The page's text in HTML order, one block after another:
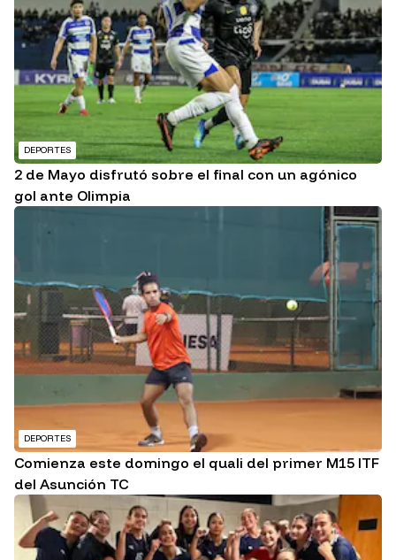
DEPORTES
2 de Mayo disfrutó sobre el final con un agónico
gol ante Olimpia
DEPORTES
Comienza este domingo el quali del primer M15 ITF
del Asunción TC